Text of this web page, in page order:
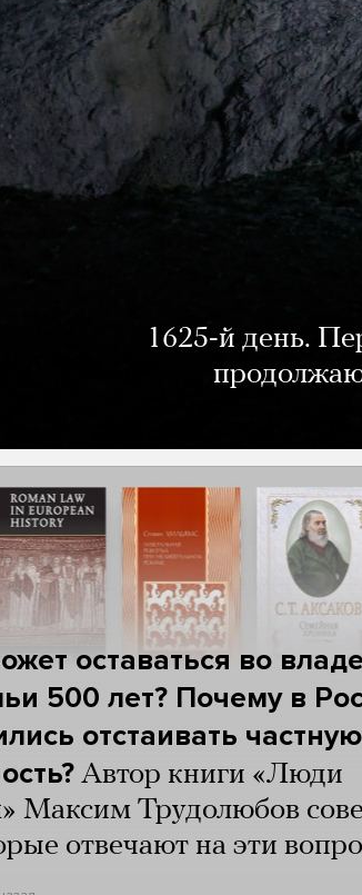
1625-й день.
оставаться во
500 лет? Почему в
отстаивать частную
Автор книги «Люди
Максим Трудолюбов
отвечают на эти